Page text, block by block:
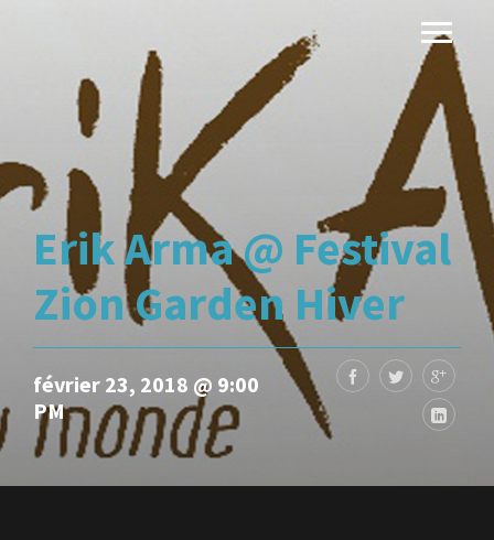
Erik Arma @ Festival
Zion Garden Hiver
février 23, 2018 @ 9:00
PM